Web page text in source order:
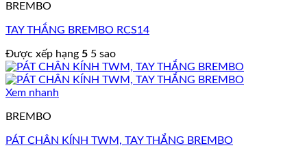
BREMBO
TAY THẮNG BREMBO RCS14
Được xếp hạng 5 5 sao
Xem nhanh
BREMBO
PÁT CHÂN KÍNH TWM, TAY THẮNG BREMBO